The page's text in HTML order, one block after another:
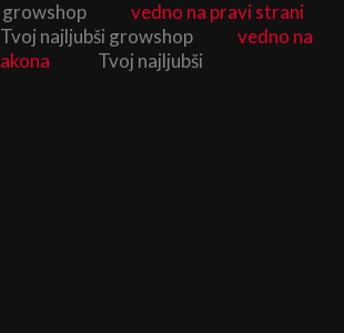
growshop
vedno na pravi strani
Tvoj najljubši growshop
vedno na
Tvoj najljubši